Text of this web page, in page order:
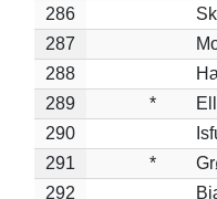
286
287
288
289
*
290
291
*
292